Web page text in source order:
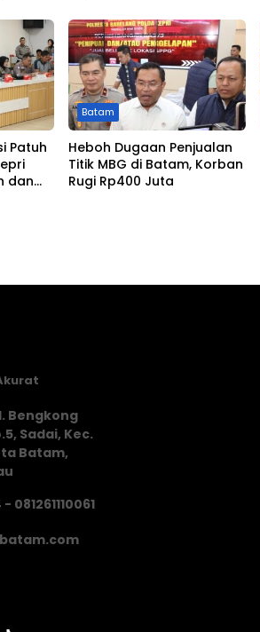
Patuh
dan
Batam
Heboh Dugaan Penjualan
Titik MBG di Batam, Korban
Rugi Rp400 Juta
Bengkong
Sadai, Kec.
Batam,
081261110061